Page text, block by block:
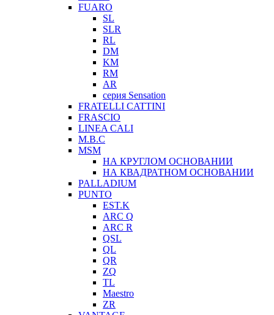
FUARO
SL
SLR
RL
DM
KM
RM
AR
серия Sensation
FRATELLI CATTINI
FRASCIO
LINEA CALI
M.B.C
MSM
НА КРУГЛОМ ОСНОВАНИИ
НА КВАДРАТНОМ ОСНОВАНИИ
PALLADIUM
PUNTO
EST.K
ARC Q
ARC R
QSL
QL
QR
ZQ
TL
Maestro
ZR